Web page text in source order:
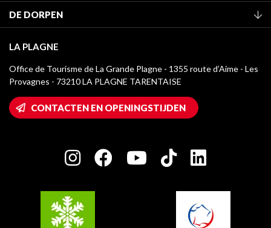
Classificatie van de gemeubileerde accommodaties
Verblijfstaks
Mediatheek
La Plagne logo's
Wifi toegang
Huis van de eigenaar
Charter van toegewijde spelers
DE DORPEN
Montchavin - Les Coches
Champagny-en-Vanoise
Plagne 1800
Plagne Villages
Plagne Aime 2000
LA PLAGNE
Office de Tourisme de La Grande Plagne - 1355 route d’Aime - Les
Provagnes - 73210 LA PLAGNE TARENTAISE
CONTACTEN EN OPENINGSTIJDEN